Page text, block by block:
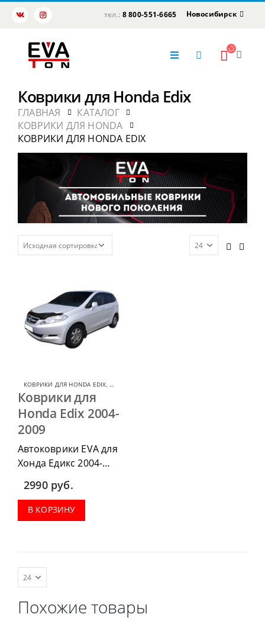
тел.: 8 800-551-6665 Новосибирск
Коврики для Honda Edix
ГЛАВНАЯ
КАТАЛОГ
КОВРИКИ ДЛЯ HONDA
КОВРИКИ ДЛЯ HONDA EDIX
КОВРИКИ ДЛЯ HONDA EDIX, КОВРИКИ ДЛЯ HONDA
Коврики для
Honda Edix 2004-
2009
Автоковрики EVA для
Хонда Едикс 2004-
2009, можно
приобрести в
комплектации:
водительский коврик,
2990 руб.
В КОРЗИНУ
Похожие товары